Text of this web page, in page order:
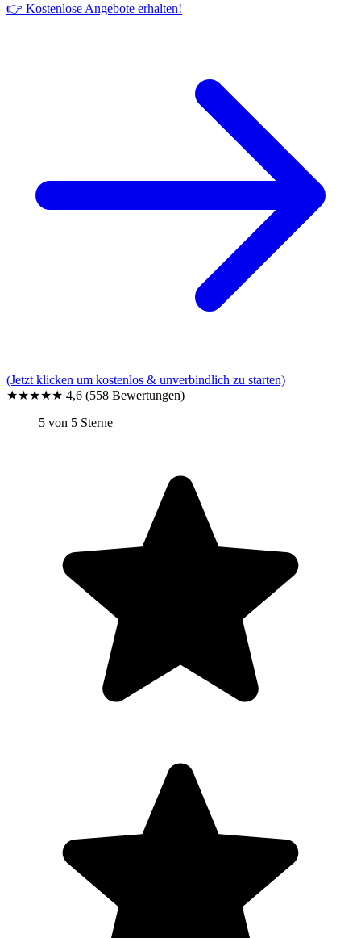
👉 Kostenlose Angebote erhalten!
(Jetzt klicken um kostenlos & unverbindlich zu starten)
★★★★★ 4,6 (558 Bewertungen)
5 von 5 Sterne